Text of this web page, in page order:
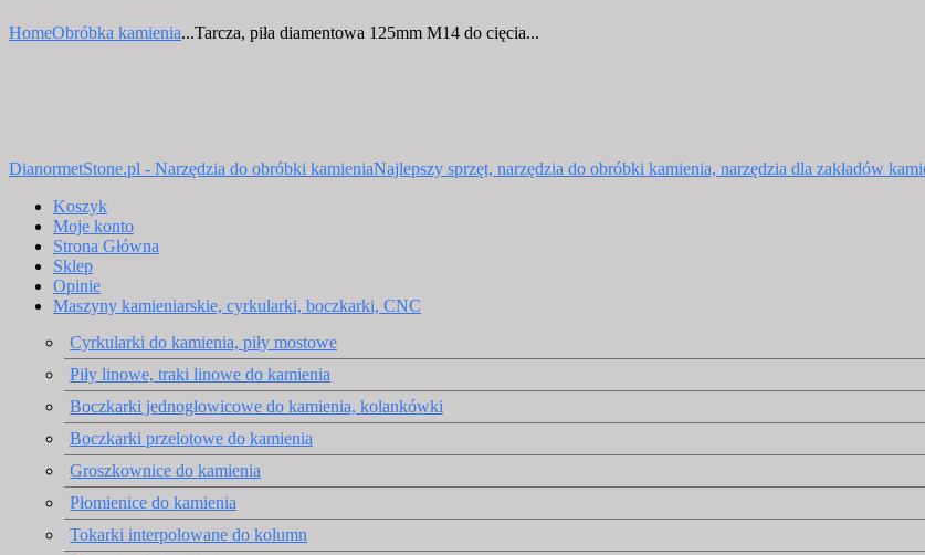
HomeObróbka kamienia...Tarcza, piła diamentowa 125mm M14 do cięcia...
DianormetStone.pl - Narzędzia do obróbki kamieniaNajlepszy sprzęt, narzędzia do obróbki kamienia, narzędzia dla zakładów
Koszyk
Moje konto
Strona Główna
Sklep
Opinie
Maszyny kamieniarskie, cyrkularki, boczkarki, CNC
Cyrkularki do kamienia, piły mostowe
Piły linowe, traki linowe do kamienia
Boczkarki jednogłowicowe do kamienia, kolankówki
Boczkarki przelotowe do kamienia
Groszkownice do kamienia
Płomienice do kamienia
Tokarki interpolowane do kolumn